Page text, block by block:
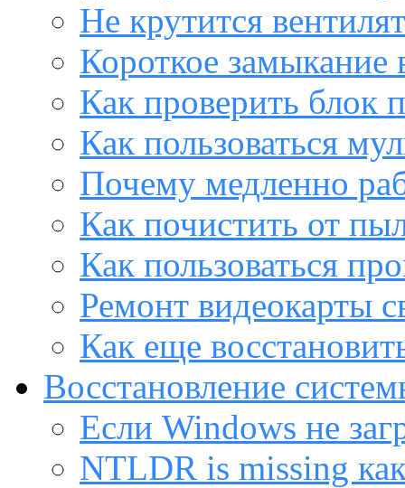
Не крутится
Короткое замыкание
Как проверить блок
Как пользоваться
Почему медленно
Как почистить от
Как пользоваться
Ремонт видеокарты
Как еще
Восстановление
Если Windows не
NTLDR is missing